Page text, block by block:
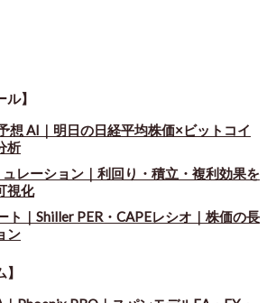
】
想 AI｜明日の日経平均株価×ビットコイ
析
レーション｜利回り・積立・複利効果を
視化
ト ｜ Shiller PER・CAPEレシオ｜株価の長
ン